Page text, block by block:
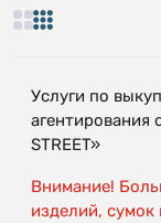
Услуги по
агентирования
STREET»
Внимание!
изделий, сумок